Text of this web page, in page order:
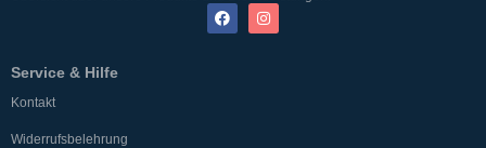
Service & Hilfe
Kontakt
Widerrufsbelehrung